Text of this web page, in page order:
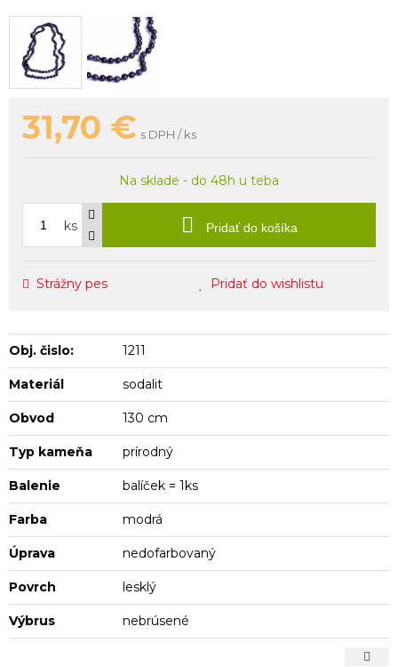
31,70 € s DPH / ks
Na sklade - do 48h u teba
ks Pridať do košíka
Strážny pes Pridať do wishlistu
Obj. čislo: 1211
Materiál sodalit
Obvod 130 cm
Typ kameňa prírodný
Balenie balíček = 1ks
Farba modrá
Úprava nedofarbovaný
Povrch lesklý
Výbrus nebrúsené